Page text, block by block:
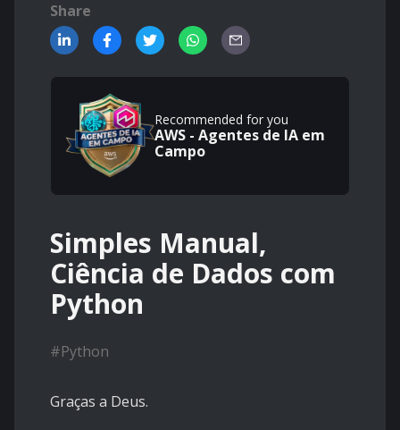
Share
Recommended for you
AWS - Agentes de IA em
Campo
Simples Manual,
Ciência de Dados com
Python
#Python
Graças a Deus.